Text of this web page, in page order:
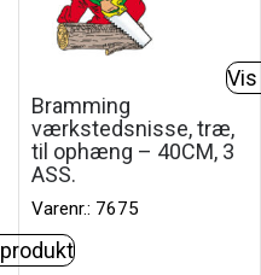
Bramming
værkstedsnisse, træ,
til ophæng – 40CM, 3
ASS.
Varenr.: 7675